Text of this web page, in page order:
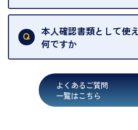
買取店は古物営業法により、
行うことが義務付けられてい
いただくためにも、ご協力を
本人確認書類として使
何ですか
・健康保険証確認書
・マイナンバーカード
・在留カード
よくあるご質問
一覧はこちら